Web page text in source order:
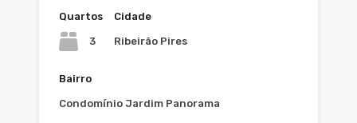
Quartos
3
Cidade
Ribeirão Pires
Bairro
Condomínio Jardim Panorama